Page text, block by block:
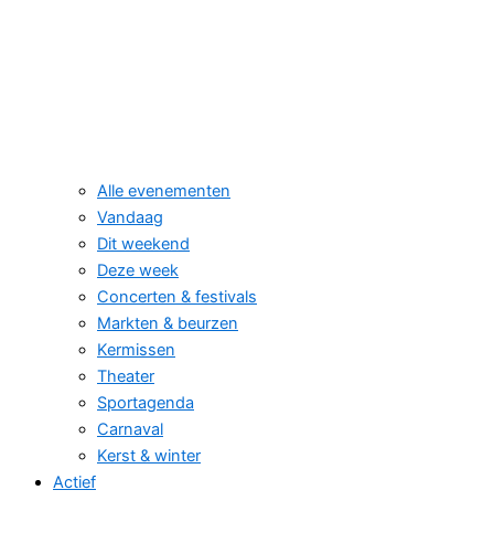
Alle evenementen
Vandaag
Dit weekend
Deze week
Concerten & festivals
Markten & beurzen
Kermissen
Theater
Sportagenda
Carnaval
Kerst & winter
Actief